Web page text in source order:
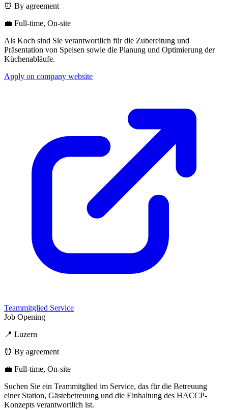
⏰ By agreement
💼 Full-time, On-site
Als Koch sind Sie verantwortlich für die Zubereitung und
Präsentation von Speisen sowie die Planung und Optimierung der
Küchenabläufe.
Apply on company website
Teammitglied Service
Job Opening
📍 Luzern
⏰ By agreement
💼 Full-time, On-site
Suchen Sie ein Teammitglied im Service, das für die Betreuung
einer Station, Gästebetreuung und die Einhaltung des HACCP-
Konzepts verantwortlich ist.